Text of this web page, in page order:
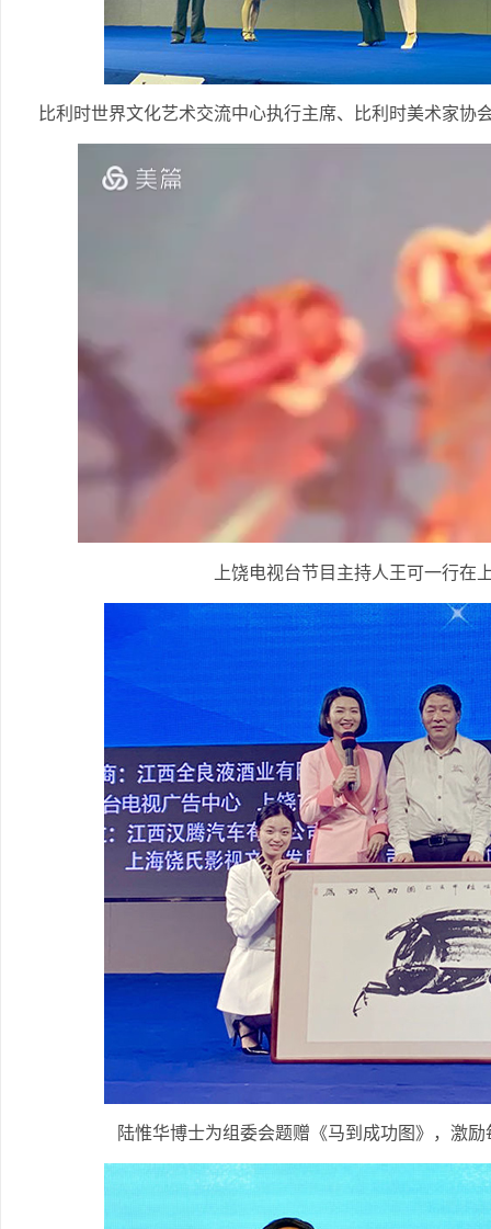
比利时世界文化艺术交流中心执行主席、比利时美术家协
上饶电视台节目主持人王可一行在
陆惟华博士为组委会题赠《马到成功图》，激